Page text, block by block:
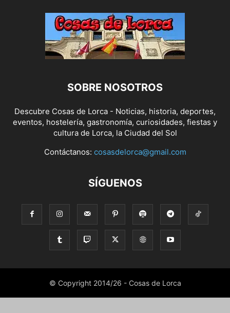
SOBRE NOSOTROS
Descubre Cosas de Lorca - Noticias, historia, deportes,
eventos, hostelería, gastronomía, curiosidades, fiestas y
cultura de Lorca, la Ciudad del Sol
Contáctanos: cosasdelorca@gmail.com
SÍGUENOS
© Copyright 2014/26 - Cosas de Lorca